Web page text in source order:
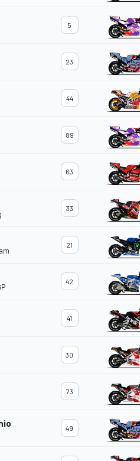
5
23
44
89
63
33
21
42
41
30
73
49